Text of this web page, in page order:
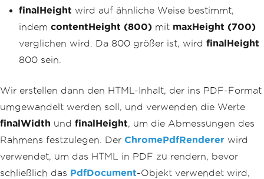
finalHeight wird auf ähnliche Weise bestimmt,
indem contentHeight (800) mit maxHeight (700)
verglichen wird. Da 800 größer ist, wird finalHeight
800 sein.
Wir erstellen dann den HTML-Inhalt, der ins PDF-Format
umgewandelt werden soll, und verwenden die Werte
finalWidth und finalHeight, um die Abmessungen des
Rahmens festzulegen. Der ChromePdfRenderer wird
verwendet, um das HTML in PDF zu rendern, bevor
schließlich das PdfDocument-Objekt verwendet wird,